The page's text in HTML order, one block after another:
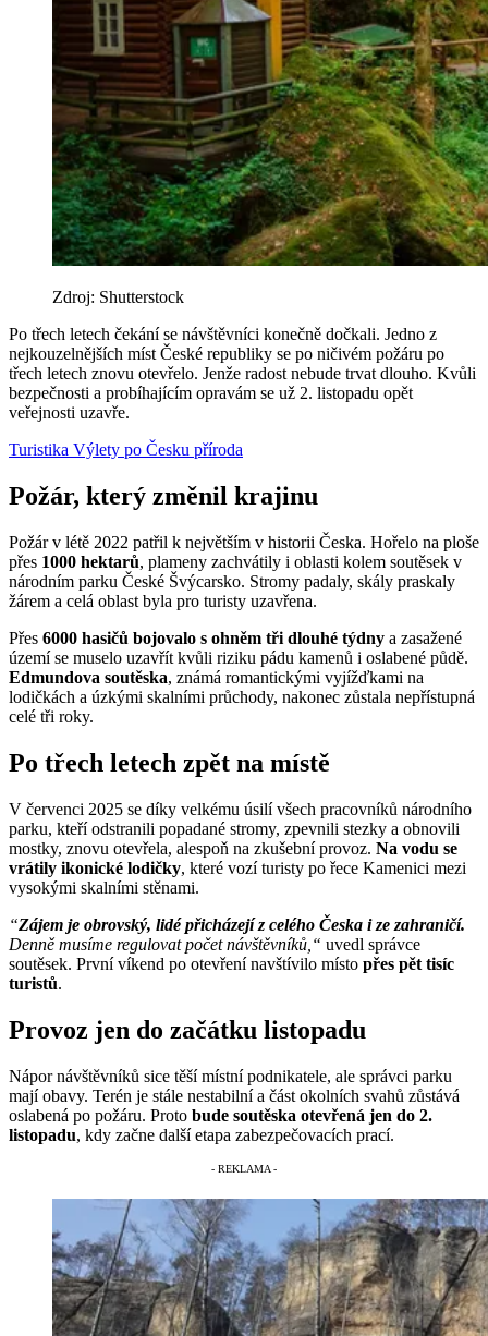
Zdroj: Shutterstock
Po třech letech čekání se návštěvníci konečně dočkali. Jedno z
nejkouzelnějších míst České republiky se po ničivém požáru po
třech letech znovu otevřelo. Jenže radost nebude trvat dlouho. Kvůli
bezpečnosti a probíhajícím opravám se už 2. listopadu opět
veřejnosti uzavře.
Turistika Výlety po Česku příroda
Požár, který změnil krajinu
Požár v létě 2022 patřil k největším v historii Česka. Hořelo na ploše
přes 1000 hektarů, plameny zachvátily i oblasti kolem soutěsek v
národním parku České Švýcarsko. Stromy padaly, skály praskaly
žárem a celá oblast byla pro turisty uzavřena.
Přes 6000 hasičů bojovalo s ohněm tři dlouhé týdny a zasažené
území se muselo uzavřít kvůli riziku pádu kamenů i oslabené půdě.
Edmundova soutěska, známá romantickými vyjížďkami na
lodičkách a úzkými skalními průchody, nakonec zůstala nepřístupná
celé tři roky.
Po třech letech zpět na místě
V červenci 2025 se díky velkému úsilí všech pracovníků národního
parku, kteří odstranili popadané stromy, zpevnili stezky a obnovili
mostky, znovu otevřela, alespoň na zkušební provoz. Na vodu se
vrátily ikonické lodičky, které vozí turisty po řece Kamenici mezi
vysokými skalními stěnami.
“Zájem je obrovský, lidé přicházejí z celého Česka i ze zahraničí.
Denně musíme regulovat počet návštěvníků,“ uvedl správce
soutěsek. První víkend po otevření navštívilo místo přes pět tisíc
turistů.
Provoz jen do začátku listopadu
Nápor návštěvníků sice těší místní podnikatele, ale správci parku
mají obavy. Terén je stále nestabilní a část okolních svahů zůstává
oslabená po požáru. Proto bude soutěska otevřená jen do 2.
listopadu, kdy začne další etapa zabezpečovacích prací.